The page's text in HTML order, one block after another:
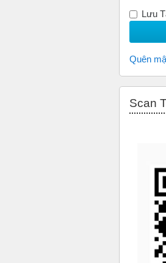
Lưu
Quên
Scan